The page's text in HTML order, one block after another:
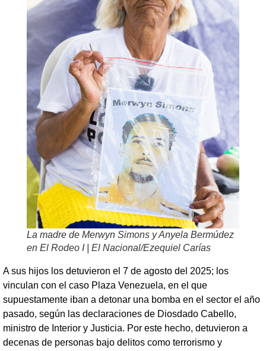
La madre de Merwyn Simons y Anyela Bermúdez
en El Rodeo I | El Nacional/Ezequiel Carías
A sus hijos los detuvieron el 7 de agosto del 2025; los
vinculan con el caso Plaza Venezuela, en el que
supuestamente iban a detonar una bomba en el sector el año
pasado, según las declaraciones de Diosdado Cabello,
ministro de Interior y Justicia. Por este hecho, detuvieron a
decenas de personas bajo delitos como terrorismo y